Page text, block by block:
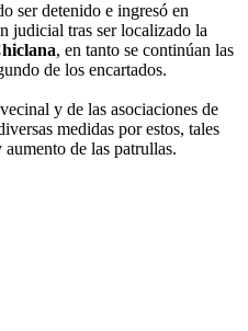
ser detenido e ingresó en
judicial tras ser localizado la
, en tanto se continúan las
de los encartados.
y de las asociaciones de
medidas por estos, tales
de las patrullas.